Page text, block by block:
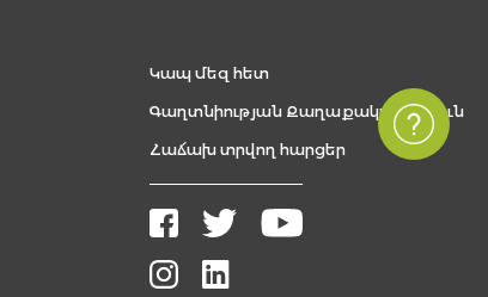
Կապ մեզ հետ
Գաղտնիության Քաղաքականություն
Հաճախ տրվող հարցեր